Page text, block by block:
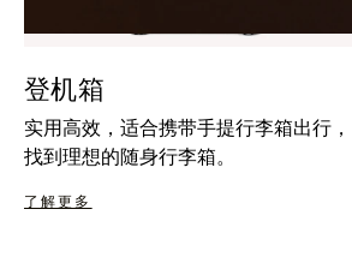
登机箱
实用高效，适合携带手提行李箱出行，
找到理想的随身行李箱。
了解更多